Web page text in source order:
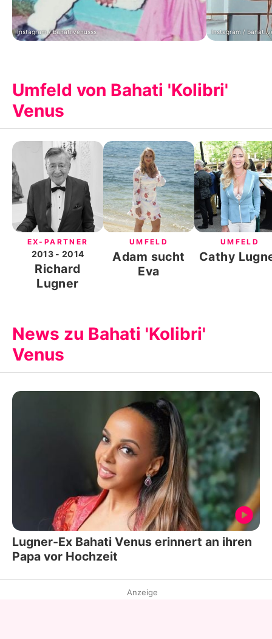
Instagram / bahati.venusss Instagram /
Umfeld von Bahati 'Kolibri'
Venus
EX-PARTNER
2013- 2014
Richard
Lugner
UMFELD
Adam sucht
Eva
UMFELD
Cathy
News zu Bahati 'Kolibri'
Venus
Lugner-Ex Bahati Venus erinnert an ihren
Papa vor Hochzeit
Anzeige